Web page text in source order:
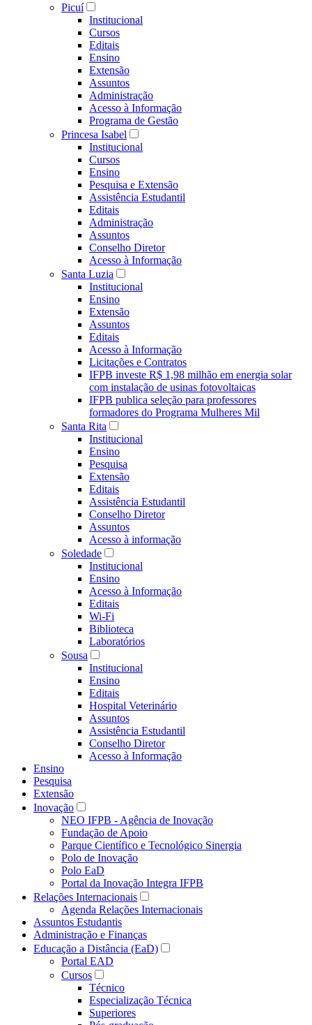
Picuí
Institucional
Cursos
Editais
Ensino
Extensão
Assuntos
Administração
Acesso à Informação
Programa de Gestão
Princesa Isabel
Institucional
Cursos
Ensino
Pesquisa e Extensão
Assistência Estudantil
Editais
Administração
Assuntos
Conselho Diretor
Acesso à Informação
Santa Luzia
Institucional
Ensino
Extensão
Assuntos
Editais
Acesso à Informação
Licitações e Contratos
IFPB investe R$ 1,98 milhão em energia solar
com instalação de usinas fotovoltaicas
IFPB publica seleção para professores
formadores do Programa Mulheres Mil
Santa Rita
Institucional
Ensino
Pesquisa
Extensão
Editais
Assistência Estudantil
Conselho Diretor
Assuntos
Acesso à informação
Soledade
Institucional
Ensino
Acesso à Informação
Editais
Wi-Fi
Biblioteca
Laboratórios
Sousa
Institucional
Ensino
Editais
Hospital Veterinário
Assuntos
Assistência Estudantil
Conselho Diretor
Acesso à Informação
Ensino
Pesquisa
Extensão
Inovação
NEO IFPB - Agência de Inovação
Fundação de Apoio
Parque Científico e Tecnológico Sinergia
Polo de Inovação
Polo EaD
Portal da Inovação Integra IFPB
Relações Internacionais
Agenda Relações Internacionais
Assuntos Estudantis
Administração e Finanças
Educação a Distância (EaD)
Portal EAD
Cursos
Técnico
Especialização Técnica
Superiores